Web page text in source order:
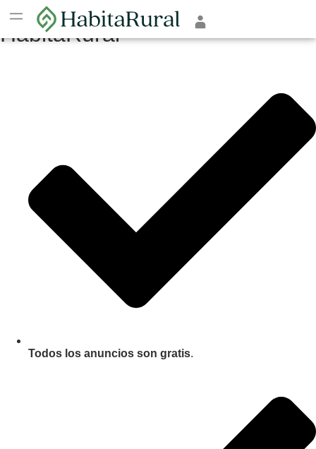
Cómo poner tu anuncio en
HabitaRural
Todos los anuncios son gratis.